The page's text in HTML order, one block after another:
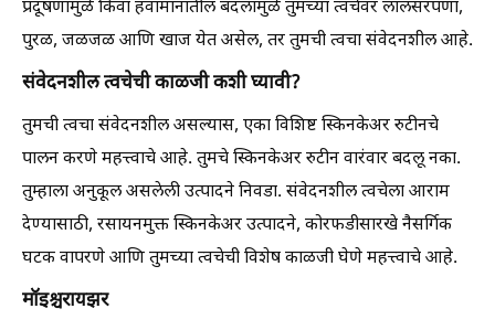
प्रदूषणामुळे किंवा हवामानातील बदलामुळे तुमच्या त्वचेवर लालसरपणा,
पुरळ, जळजळ आणि खाज येत असेल, तर तुमची त्वचा संवेदनशील आहे.
संवेदनशील त्वचेची काळजी कशी घ्यावी?
तुमची त्वचा संवेदनशील असल्यास, एका विशिष्ट स्किनकेअर रुटीनचे
पालन करणे महत्त्वाचे आहे. तुमचे स्किनकेअर रुटीन वारंवार बदलू नका.
तुम्हाला अनुकूल असलेली उत्पादने निवडा. संवेदनशील त्वचेला आराम
देण्यासाठी, रसायनमुक्त स्किनकेअर उत्पादने, कोरफडीसारखे नैसर्गिक
घटक वापरणे आणि तुमच्या त्वचेची विशेष काळजी घेणे महत्त्वाचे आहे.
मॉइश्चरायझर